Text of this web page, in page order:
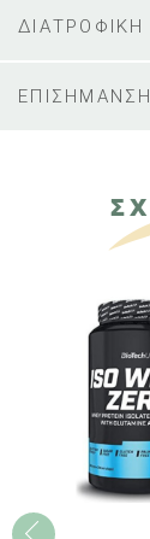
ΕΠΙΣΗΜΑΝΣΗ